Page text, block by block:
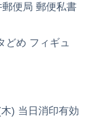
便局 郵便私書
どめ フィギュ
) 当日消印有効